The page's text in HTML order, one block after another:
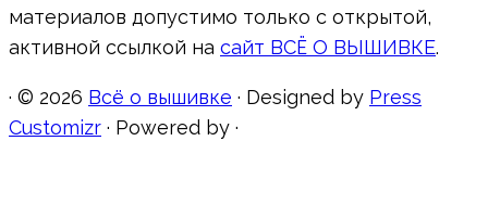
материалов допустимо только с открытой,
активной ссылкой на сайт ВСЁ О ВЫШИВКЕ.
· © 2026 Всё о вышивке · Designed by Press
Customizr · Powered by ·